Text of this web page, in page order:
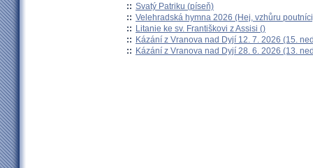
:: Svatý Patriku (píseň)
:: Velehradská hymna 2026 (Hej, vzhůru
:: Litanie ke sv. Františkovi z Assisi ()
:: Kázání z Vranova nad Dyjí 12. 7. 2026 (15.
:: Kázání z Vranova nad Dyjí 28. 6. 2026 (13.